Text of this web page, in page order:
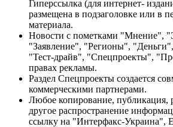
Гиперссылка (для интернет-
размещена в подзаголовке или в
материала.
Новости с пометками "Мнение",
"Заявление", "Регионы",
"Тест-драйв", "Спецпроекты",
правах рекламы.
Раздел Спецпроекты создается
коммерческими партнерами.
Любое копирование, публикация,
другое распространение
ссылку на "Интерфакс-Украина",